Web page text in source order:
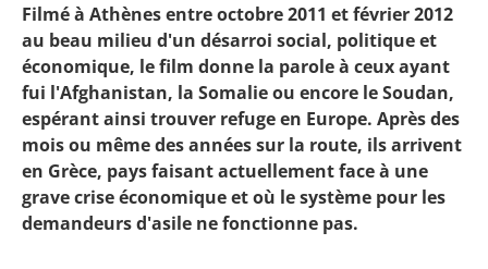
Filmé à Athènes entre octobre 2011 et février 2012
au beau milieu d'un désarroi social, politique et
économique, le film donne la parole à ceux ayant
fui l'Afghanistan, la Somalie ou encore le Soudan,
espérant ainsi trouver refuge en Europe. Après des
mois ou même des années sur la route, ils arrivent
en Grèce, pays faisant actuellement face à une
grave crise économique et où le système pour les
demandeurs d'asile ne fonctionne pas.